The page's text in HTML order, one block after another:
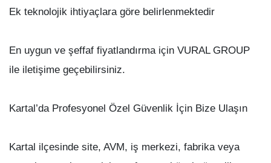
Ek teknolojik ihtiyaçlara göre belirlenmektedir
En uygun ve şeffaf fiyatlandırma için VURAL GROUP
ile iletişime geçebilirsiniz.
Kartal’da Profesyonel Özel Güvenlik İçin Bize Ulaşın
Kartal ilçesinde site, AVM, iş merkezi, fabrika veya